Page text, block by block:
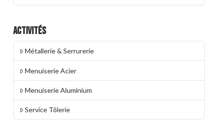
Activités
Métallerie & Serrurerie
Menuiserie Acier
Menuiserie Aluminium
Service Tôlerie